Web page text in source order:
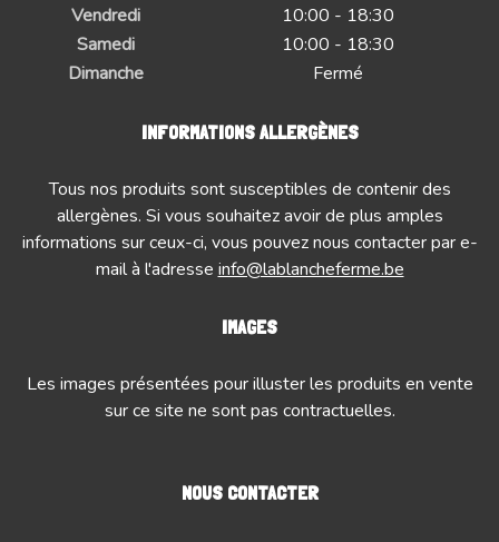
Vendredi
10:00 - 18:30
Samedi
10:00 - 18:30
Dimanche
Fermé
INFORMATIONS ALLERGÈNES
Tous nos produits sont susceptibles de contenir des
allergènes. Si vous souhaitez avoir de plus amples
informations sur ceux-ci, vous pouvez nous contacter par e-
mail à l'adresse info@lablancheferme.be
IMAGES
Les images présentées pour illuster les produits en vente
sur ce site ne sont pas contractuelles.
NOUS CONTACTER